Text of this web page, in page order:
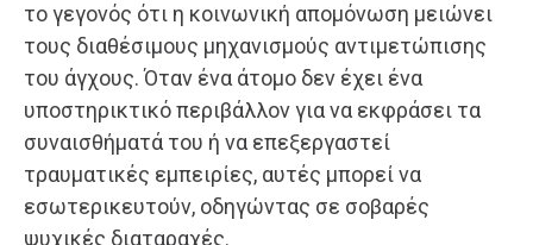
το γεγονός ότι η κοινωνική απομόνωση μειώνει
τους διαθέσιμους μηχανισμούς αντιμετώπισης
του άγχους. Όταν ένα άτομο δεν έχει ένα
υποστηρικτικό περιβάλλον για να εκφράσει τα
συναισθήματά του ή να επεξεργαστεί
τραυματικές εμπειρίες, αυτές μπορεί να
εσωτερικευτούν, οδηγώντας σε σοβαρές
ψυχικές διαταραχές.